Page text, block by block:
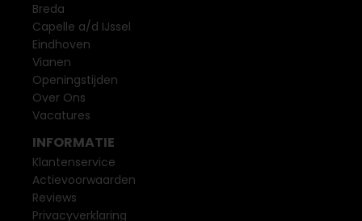
Breda
Capelle a/d IJssel
Eindhoven
Vianen
Openingstijden
Over Ons
Vacatures
INFORMATIE
Klantenservice
Actievoorwaarden
Reviews
Privacyverklaring